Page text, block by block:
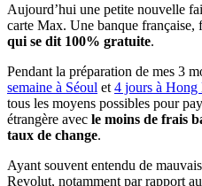
Aujourd’hui une petite nouvelle
carte Max. Une banque
qui se dit 100% gratuite.
Pendant la préparation de mes 3
semaine à Séoul et 4 jours à Hong
tous les moyens possibles pour
étrangère avec le moins de frais
taux de change.
Ayant souvent entendu de
Revolut, notamment par rapport